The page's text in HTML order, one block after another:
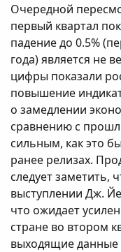
Очередной
первый квартал
падение до 0.5%
года) является не
цифры показали
повышение
о замедлении
сравнению с
сильным, как это
ранее релизах.
следует заметить,
выступлении Дж.
что ожидает
стране во втором
выходящие данные